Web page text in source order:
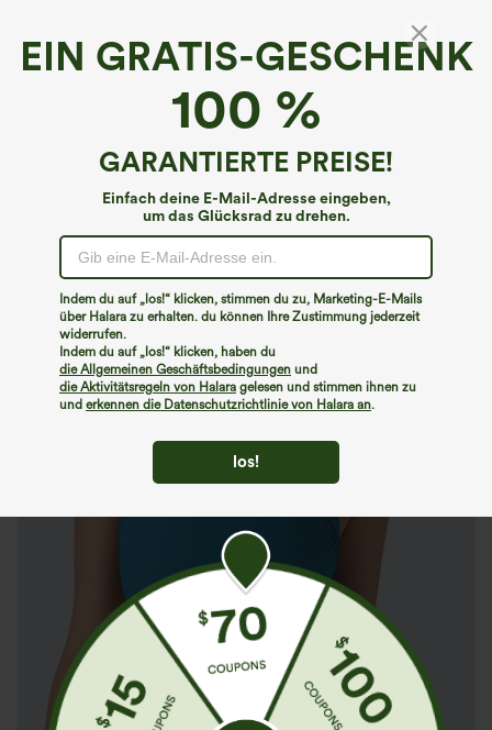
EIN GRATIS-GESCHENK
100 %
GARANTIERTE PREISE!
Einfach deine E-Mail-Adresse eingeben,
um das Glücksrad zu drehen.
Indem du auf „los!“ klicken, stimmen du zu, Marketing-E-Mails
über Halara zu erhalten. du können Ihre Zustimmung jederzeit
widerrufen.
Indem du auf „los!“ klicken, haben du
die Allgemeinen Geschäftsbedingungen und
die Aktivitätsregeln von Halara gelesen und stimmen ihnen zu
und erkennen die Datenschutzrichtlinie von Halara an.
los!
Bikini-Top mit eckigem Ausschnitt und
geraffter Passform
€22,95 EUR